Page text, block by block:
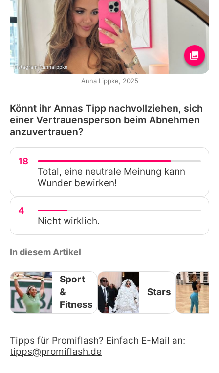
Instagram / annalippke
Anna Lippke, 2025
Könnt ihr Annas Tipp nachvollziehen, sich
einer Vertrauensperson beim Abnehmen
anzuvertrauen?
18
Total, eine neutrale Meinung kann
Wunder bewirken!
4
Nicht wirklich.
In diesem Artikel
Sport
&
Fitness
Stars
Tipps für Promiflash? Einfach E-Mail an:
tipps@promiflash.de